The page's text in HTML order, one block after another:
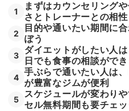
1
まずはカウンセリング
さとトレーナーとの相性
2
目的や通いたい期間に
ぼう
3
ダイエットがしたい人
日でも食事の相談がで
4
手ぶらで通いたい人は
が豊富なジムが便利
5
スケジュールが変わり
セル無料期間も要チェッ